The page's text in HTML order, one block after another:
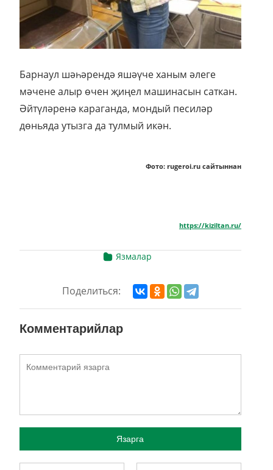
Барнаул шәһәрендә яшәүче ханым әлеге
мәчене алыр өчен җиңел машинасын саткан.
Әйтүләренә караганда, мондый песиләр
дөньяда утызга да тулмый икән.
Фото: rugeroi.ru сайтыннан
https://kiziltan.ru/
Язмалар
Поделиться:
Комментарийлар
Язарга